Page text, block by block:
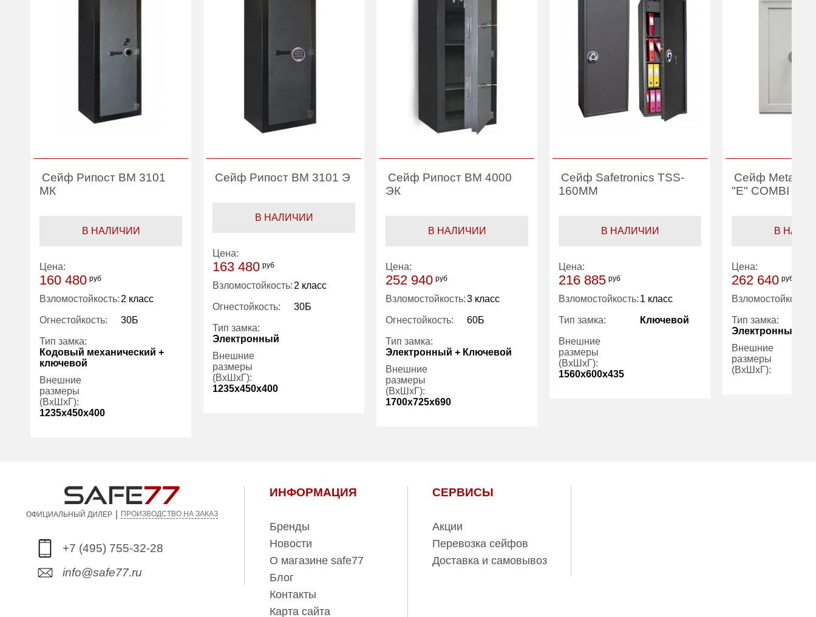
Сейф Рипост ВМ 3101
МК
В НАЛИЧИИ
Цена:
160 480 руб
Взломостойкость: 2 класс
Огнестойкость: 30Б
Тип замка:
Кодовый механический +
ключевой
Внешние
размеры
(ВхШхГ):
1235x450x400
Вес (кг): 245.00
Внутренний
121.00
Сейф Рипост ВМ 3101 Э
В НАЛИЧИИ
Цена:
163 480 руб
Взломостойкость: 2 класс
Огнестойкость: 30Б
Тип замка:
Электронный
Внешние
размеры
(ВхШхГ):
1235x450x400
Внутренний
121.00
Сейф Рипост ВМ 4000
ЭК
В НАЛИЧИИ
Цена:
252 940 руб
Взломостойкость:3 класс
Огнестойкость: 60Б
Тип замка:
Электронный + Ключевой
Внешние
размеры
(ВхШхГ):
1700x725x690
Сейф Safetronics TSS-
160MM
В НАЛИЧИИ
Цена:
216 885 руб
Взломостойкость: 1 класс
Тип замка: Ключевой
Внешние
размеры
(ВхШхГ):
1560x600x435
объем (л):
Сейф
"E" COMBI
В
Цена:
262 640 руб
Взломостойкость:
Тип замка:
Электронный
Внешние
размеры
(ВхШхГ):
ОФИЦИАЛЬНЫЙ ДИЛЕР | ПРОИЗВОДСТВО НА ЗАКАЗ
+7 (495) 755-32-28
info@safe77.ru
ИНФОРМАЦИЯ
Бренды
Новости
О магазине safe77
Блог
Контакты
Карта сайта
СЕРВИСЫ
Акции
Перевозка сейфов
Доставка и самовывоз